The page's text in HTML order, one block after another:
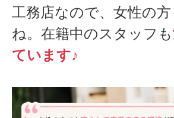
工務店なので、女性の
ね。在籍中のスタッフも
ています♪